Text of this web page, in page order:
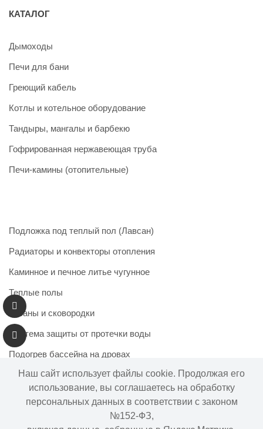
КАТАЛОГ
Дымоходы
Печи для бани
Греющий кабель
Котлы и котельное оборудование
Тандыры, мангалы и барбекю
Гофрированная нержавеющая труба
Печи-камины (отопительные)
Подложка под теплый пол (Лавсан)
Радиаторы и конвекторы отопления
Каминное и печное литье чугунное
Теплые полы
Казаны и сковородки
Система защиты от протечки воды
Подогрев бассейна на дровах
Информация на сайте не является публичной офертой.
Наличие и цены товара могут меняться, просьба
Наш сайт использует файлы cookie. Продолжая его
использование, вы соглашаетесь на обработку
персональных данных в соответствии с законом
№152-ФЗ,